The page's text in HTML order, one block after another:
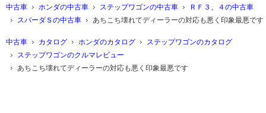
中古車 ホンダの中古車 ステップワゴンの中古車
ＲＦ３、４の中古車
スパーダＳの中古車
あちこち壊れてディーラーの対応も悪く印象最悪です
中古車 カタログ ホンダのカタログ
ステップワゴンのカタログ
ステップワゴンのクルマレビュー
あちこち壊れてディーラーの対応も悪く印象最悪です